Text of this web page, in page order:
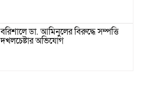
বরিশালে ডা. আমিনুলের বিরুদ্ধে সম্পত্তি
দখলচেষ্টার অভিযোগ